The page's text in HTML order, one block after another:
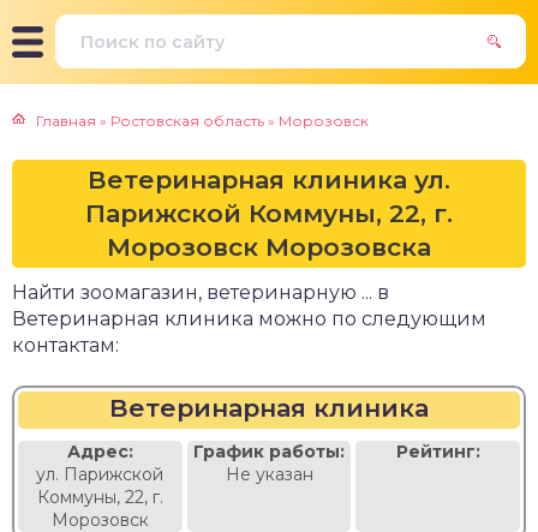
Главная » Ростовская область » Морозовск
Ветеринарная клиника ул.
Парижской Коммуны, 22, г.
Морозовск Морозовска
Найти зоомагазин, ветеринарную ... в
Ветеринарная клиника можно по следующим
контактам:
Ветеринарная клиника
Адрес:
ул. Парижской
Коммуны, 22, г.
Морозовск
График работы:
Не указан
Рейтинг: